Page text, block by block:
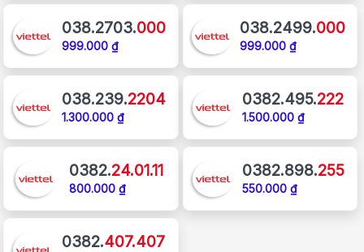
038.2703.000
999.000 ₫
038.2499.000
999.000 ₫
038.239.2204
1.300.000 ₫
0382.495.222
1.500.000 ₫
0382.24.01.11
800.000 ₫
0382.898.255
550.000 ₫
0382.407.407